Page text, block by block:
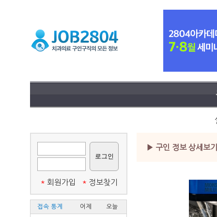
* 회원가입 * 정보찾기
접속 통계 어제 오늘
▶ 구인 정보 상세보기